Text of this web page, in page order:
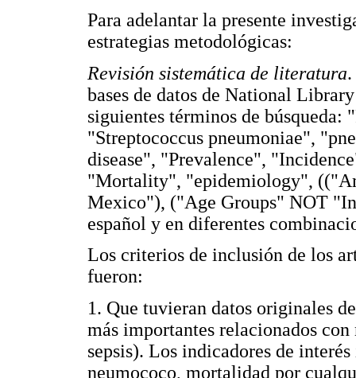
Para adelantar la presente
estrategias metodológicas:
Revisión sistemática de literatura
bases de datos de National
siguientes términos de
"Streptococcus pneumoniae",
disease", "Prevalence",
"Mortality", "epidemiology",
Mexico"), ("Age Groups" NOT
español y en diferentes
Los criterios de inclusión de los
fueron:
1. Que tuvieran datos originales
más importantes relacionados
sepsis). Los indicadores de
neumococo, mortalidad por